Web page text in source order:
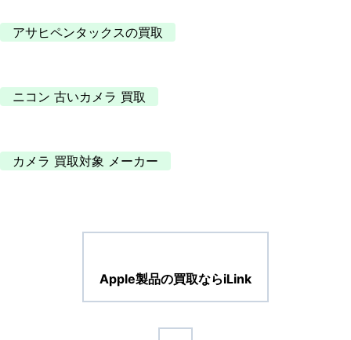
アサヒペンタックスの買取
ニコン 古いカメラ 買取
カメラ 買取対象 メーカー
Apple製品の買取ならiLink